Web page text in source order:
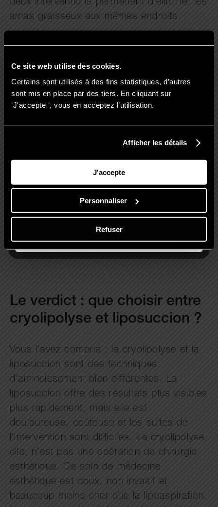
Ce site web utilise des cookies.
Certains sont utilisés à des fins statistiques, d’autres
sont mis en place par des tiers. En cliquant sur
‘J'accepte ‘, vous en acceptez l’utilisation.
Afficher les détails
J'accepte
Personnaliser
Refuser
deux interventions permettent d’éliminer les
amas graisseux aux mêmes endroits.
Liposuccion ou cryolipolyse :
quelle technique est la moins
La cryolipolyse est bien moins chère que
la lipoaspiration. Un traitement complet
coûte habituellement moins de 1.000€ par
zone traitée, contre 4 000 € en moyenne
pour une liposuccion. Concernant le
Le verdict : que choisir entre
cryolipolyse et liposuccion ?
Vous l’avez compris : la cryolipolyse et la
liposuccion sont des techniques
d’amincissement bien différentes. La
liposuccion offre des résultats plus visibles
plus rapidement, mais elle est
douloureuse, coûteuse et les suites de
l’intervention sont difficiles. La cryolipolyse,
elle, n’est pas une opération de chirurgie
esthétique. Ce soin de médecine
esthétique est doux, non invasif et
beaucoup moins cher que la lipoaspiration.